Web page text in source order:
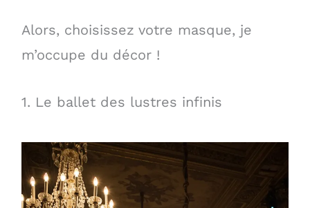
Alors, choisissez votre masque, je
m’occupe du décor !
1. Le ballet des lustres infinis